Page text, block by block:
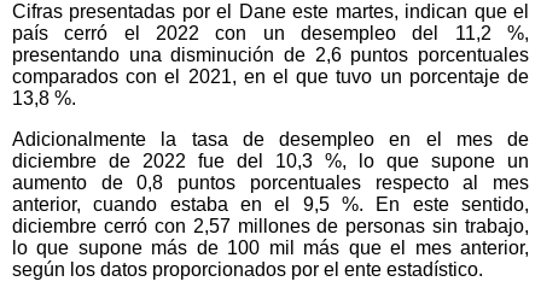
Cifras presentadas por el Dane este martes, indican que el
país cerró el 2022 con un desempleo del 11,2 %,
presentando una disminución de 2,6 puntos porcentuales
comparados con el 2021, en el que tuvo un porcentaje de
13,8 %.
Adicionalmente la tasa de desempleo en el mes de
diciembre de 2022 fue del 10,3 %, lo que supone un
aumento de 0,8 puntos porcentuales respecto al mes
anterior, cuando estaba en el 9,5 %. En este sentido,
diciembre cerró con 2,57 millones de personas sin trabajo,
lo que supone más de 100 mil más que el mes anterior,
según los datos proporcionados por el ente estadístico.